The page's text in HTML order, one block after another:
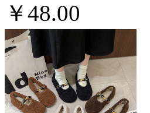
￥48.00